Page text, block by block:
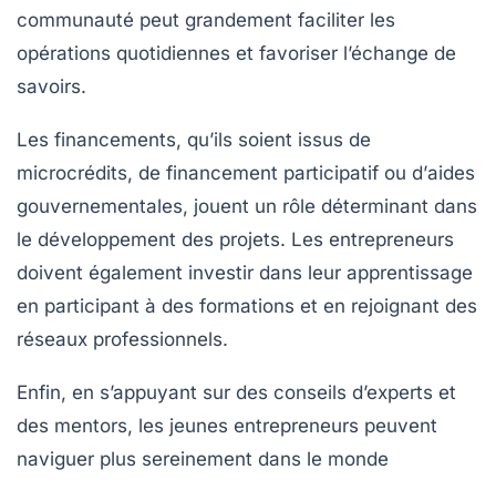
communauté peut grandement faciliter les
opérations quotidiennes et favoriser l’échange de
savoirs.
Les financements, qu’ils soient issus de
microcrédits, de financement participatif ou d’aides
gouvernementales, jouent un rôle déterminant dans
le développement des projets. Les entrepreneurs
doivent également investir dans leur apprentissage
en participant à des formations et en rejoignant des
réseaux professionnels.
Enfin, en s’appuyant sur des conseils d’experts et
des mentors, les jeunes entrepreneurs peuvent
naviguer plus sereinement dans le monde